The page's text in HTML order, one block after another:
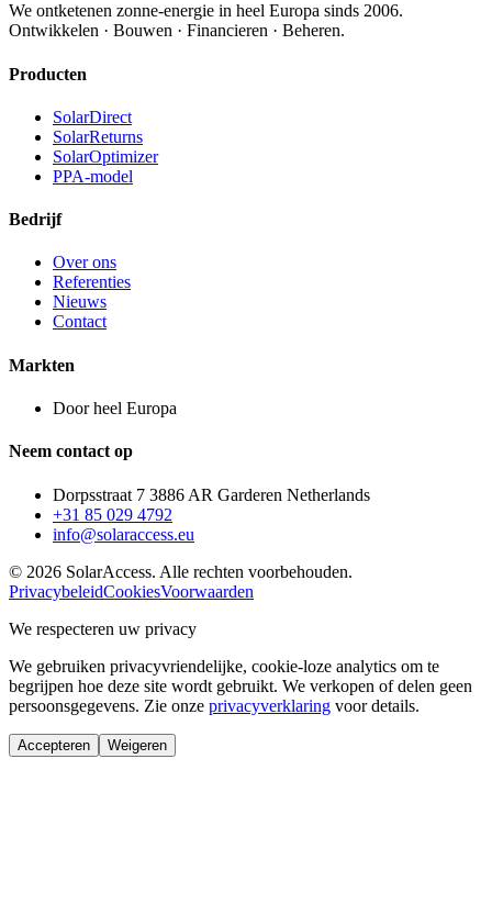
We ontketenen zonne-energie in heel Europa sinds 2006.
Ontwikkelen · Bouwen · Financieren · Beheren.
Producten
SolarDirect
SolarReturns
SolarOptimizer
PPA-model
Bedrijf
Over ons
Referenties
Nieuws
Contact
Markten
Door heel Europa
Neem contact op
Dorpsstraat 7 3886 AR Garderen Netherlands
+31 85 029 4792
info@solaraccess.eu
© 2026 SolarAccess. Alle rechten voorbehouden.
PrivacybeleidCookiesVoorwaarden
We respecteren uw privacy
We gebruiken privacyvriendelijke, cookie-loze analytics om te
begrijpen hoe deze site wordt gebruikt. We verkopen of delen geen
persoonsgegevens. Zie onze privacyverklaring voor details.
Accepteren Weigeren